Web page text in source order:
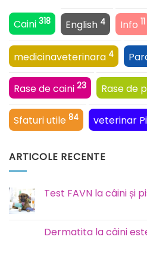
Caini 318 English 4 Info 11
medicinaveterinara 4
Rase de caini 23 Rase de
Sfaturi utile 84 veterinar
ARTICOLE RECENTE
Test FAVN la câini și
Test
FAVN
Dermatita la câini